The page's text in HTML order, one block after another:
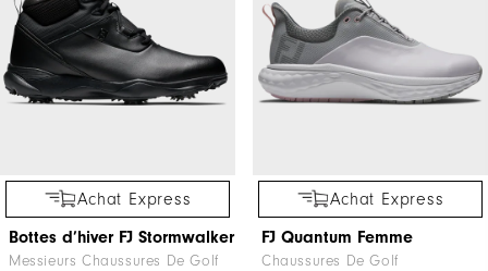
Achat Express
Bottes d’hiver FJ Stormwalker
Messieurs Chaussures De Golf
Achat Express
FJ Quantum Femme
Chaussures De Golf